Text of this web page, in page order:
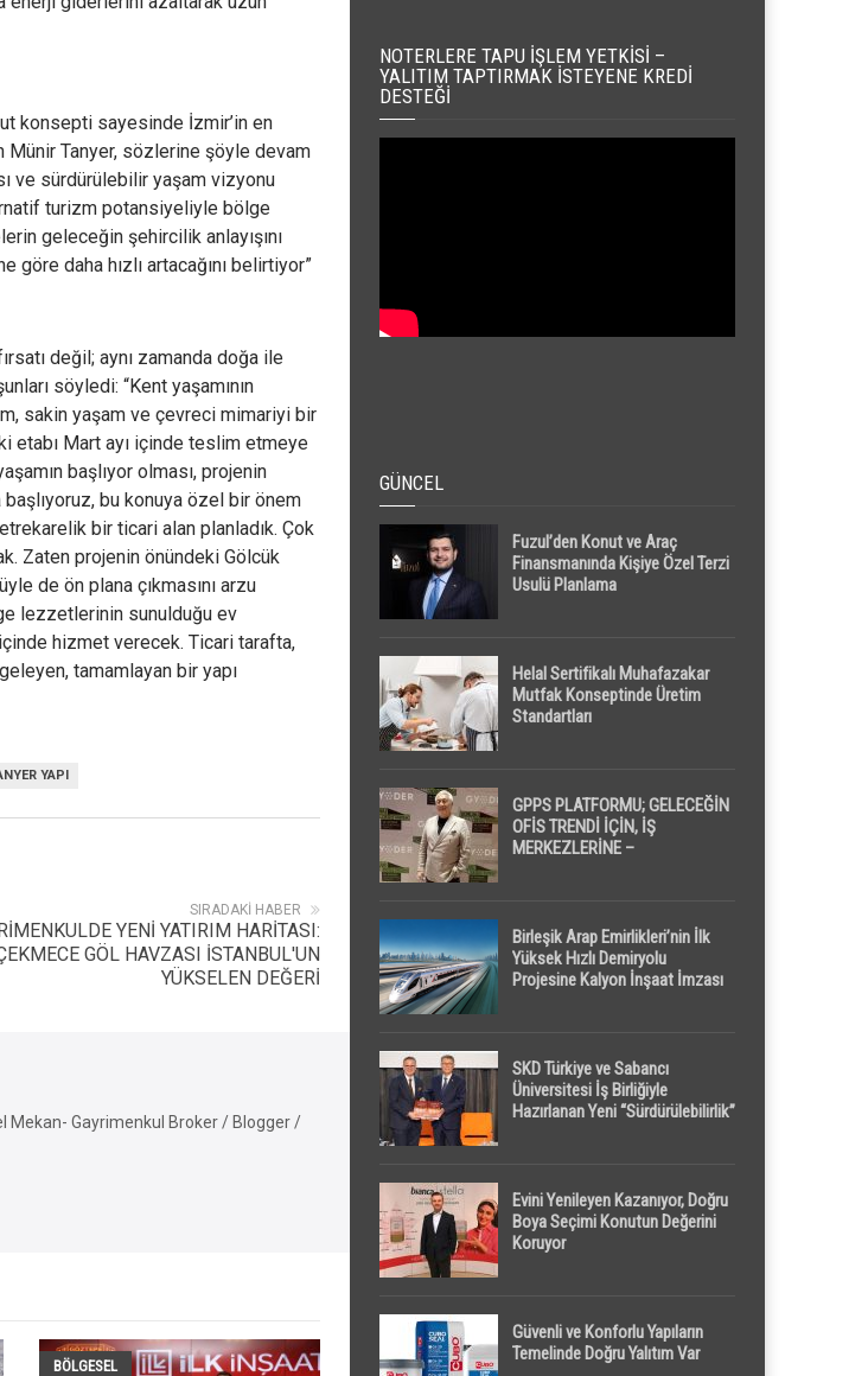
konsepti sayesinde İzmir’in en
Münir Tanyer, sözlerine şöyle devam
ve sürdürülebilir yaşam vizyonu
turizm potansiyeliyle bölge
geleceğin şehircilik anlayışını
daha hızlı artacağını belirtiyor”
değil; aynı zamanda doğa ile
söyledi: “Kent yaşamının
sakin yaşam ve çevreci mimariyi bir
etabı Mart ayı içinde teslim etmeye
başlıyor olması, projenin
bu konuya özel bir önem
bir ticari alan planladık. Çok
Zaten projenin önündeki Gölcük
de ön plana çıkmasını arzu
lezzetlerinin sunulduğu ev
hizmet verecek. Ticari tarafta,
tamamlayan bir yapı
YAPI
SIRADAKI HABER
YENİ YATIRIM HARİTASI:
GÖL HAVZASI İSTANBUL'UN
YÜKSELEN DEĞERİ
Mekan- Gayrimenkul Broker / Blogger /
BÖLGESEL
NOTERLERE TAPU İŞLEM YETKISI –
YALITIM TAPTIRMAK İSTEYENE KREDI
DESTEĞI
GÜNCEL
Fuzul’den Konut ve Araç
Finansmanında Kişiye Özel Terzi
Usulü Planlama
Helal Sertifikalı Muhafazakar
Mutfak Konseptinde Üretim
Standartları
GPPS PLATFORMU; GELECEĞİN
OFİS TRENDİ İÇİN, İŞ
MERKEZLERİNE –
Birleşik Arap Emirlikleri’nin İlk
Yüksek Hızlı Demiryolu
Projesine Kalyon İnşaat İmzası
SKD Türkiye ve Sabancı
Üniversitesi İş Birliğiyle
Hazırlanan Yeni “Sürdürülebilirlik”
Evini Yenileyen Kazanıyor, Doğru
Boya Seçimi Konutun Değerini
Koruyor
Güvenli ve Konforlu Yapıların
Temelinde Doğru Yalıtım Var